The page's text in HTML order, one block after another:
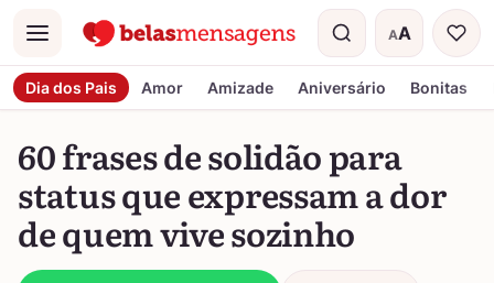
Menu AA
Tamanho do
Dia dos Pais Amor Amizade Aniversário Bonitas
60 frases de solidão para
status que expressam a dor
de quem vive sozinho